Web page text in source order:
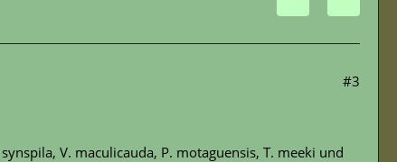
#3
V. maculicauda, P. motaguensis, T. meeki und